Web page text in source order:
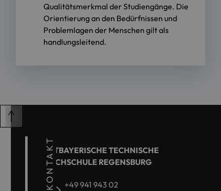
Qualitätsmerkmal der Studiengänge. Die
Orientierung an den Bedürfnissen und
Problemlagen der Menschen gilt als
handlungsleitend.
KONTAKT
OSTBAYERISCHE TECHNISCHE
HOCHSCHULE REGENSBURG
+49 941 943 02